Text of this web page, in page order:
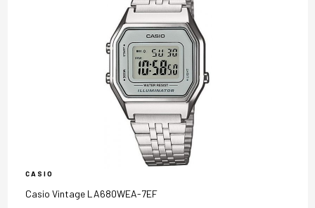
CASIO
Casio Vintage LA680WEA-7EF